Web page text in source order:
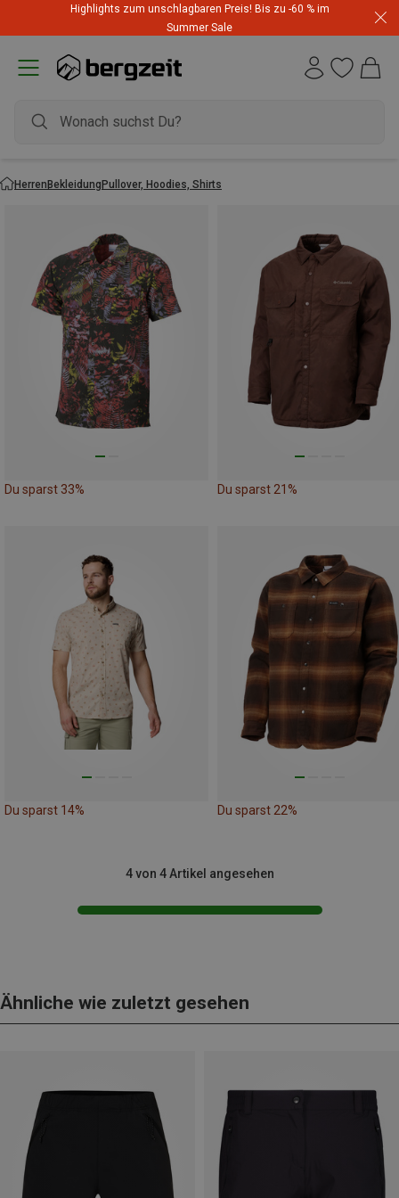
Highlights zum unschlagbaren Preis! Bis zu -60 % im
Summer Sale
HerrenBekleidungPullover, Hoodies, Shirts
Du sparst 33% Du sparst 21%
Du sparst 14% Du sparst 22%
4 von 4 Artikel angesehen
Ähnliche wie zuletzt gesehen